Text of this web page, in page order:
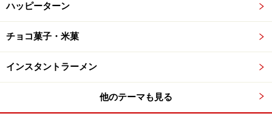
ハッピーターン
チョコ菓子・米菓
インスタントラーメン
他のテーマも見る